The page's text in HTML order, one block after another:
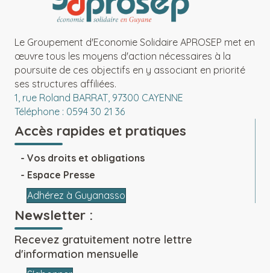
Le Groupement d'Economie Solidaire APROSEP met en
œuvre tous les moyens d'action nécessaires à la
poursuite de ces objectifs en y associant en priorité
ses structures affiliées.
1, rue Roland BARRAT, 97300 CAYENNE
Téléphone : 0594 30 21 36
Accès rapides et pratiques
Vos droits et obligations
Espace Presse
Adhérez à Guyanasso
Newsletter :
Recevez gratuitement notre lettre
d'information mensuelle